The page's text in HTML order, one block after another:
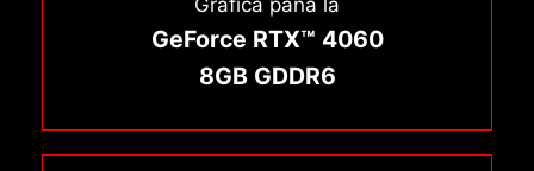
GeForce RTX™ 4060
8GB GDDR6